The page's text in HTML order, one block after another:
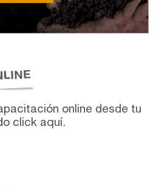
online desde tu
click aquí.